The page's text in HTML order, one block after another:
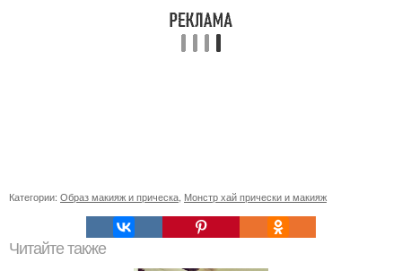
Категории: Образ макияж и прическа Монстр хай прически и макияж
Читайте также